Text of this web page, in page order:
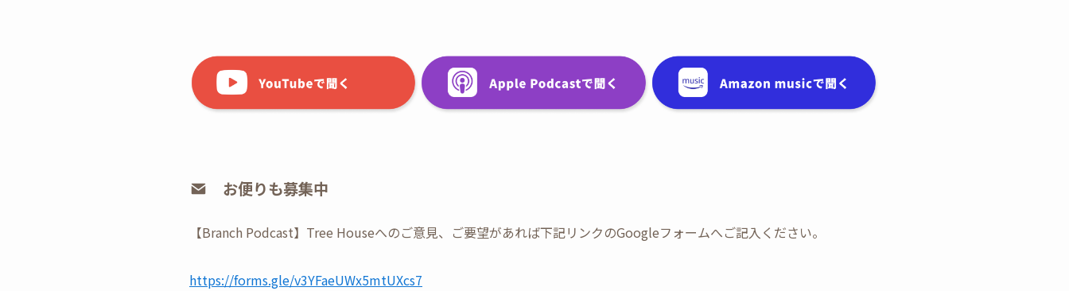
お便りも募集中
【Branch Podcast】Tree Houseへのご意見、ご要望があれば下記リンクのGoogleフォームへご記入ください。
⁠https://forms.gle/v3YFaeUWx5mtUXcs7